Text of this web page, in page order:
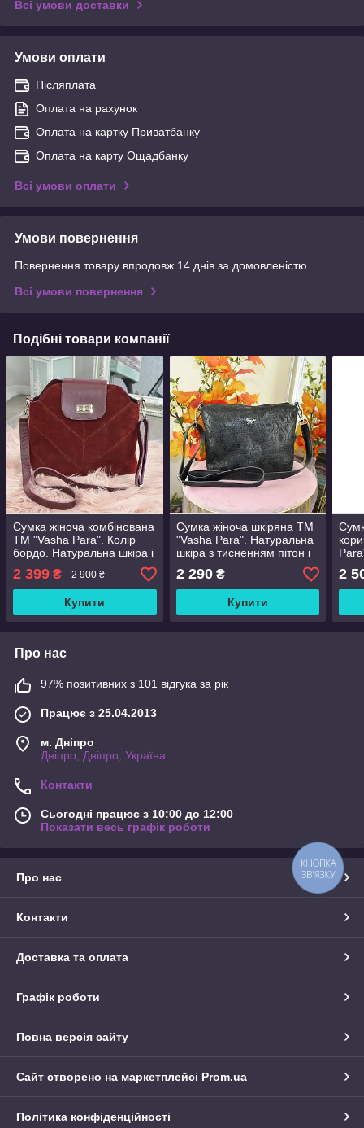
Всі умови доставки
Умови оплати
Післяплата
Оплата на рахунок
Оплата на картку Приватбанку
Оплата на карту Ощадбанку
Всі умови оплати
Умови повернення
Повернення товару впродовж 14 днів за домовленістю
Всі умови повернення
Подібні товари компанії
Сумка жіноча комбінована
ТМ "Vasha Para". Колір
бордо. Натуральна шкіра і
2 399 ₴ 2 900 ₴
Купити
Сумка жіноча шкіряна ТМ
"Vasha Para". Натуральна
шкіра з тисненням пітон і
2 290₴
Купити
2
Про нас
97% позитивних з 101 відгука за рік
Працює з 25.04.2013
м. Дніпро
Дніпро, Дніпро, Україна
Контакти
Сьогодні працює з 10:00 до 12:00
Показати весь графік роботи
Про нас
Контакти
Доставка та оплата
Графік роботи
Повна версія сайту
Сайт створено на маркетплейсі Prom.ua
Політика конфіденційності
КНОПКА
ЗВ'ЯЗКУ